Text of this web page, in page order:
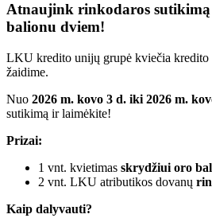
Atnaujink rinkodaros
balionu dviem!
LKU kredito unijų grupė kviečia kredito
žaidime.
Nuo 2026 m. kovo 3 d. iki 2026 m.
sutikimą ir laimėkite!
Prizai:
1 vnt. kvietimas skrydžiui oro
2 vnt. LKU atributikos dovanų
Kaip dalyvauti?